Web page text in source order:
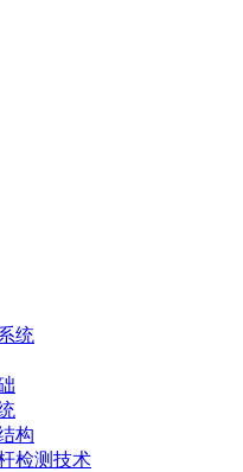
统
构
检测技术